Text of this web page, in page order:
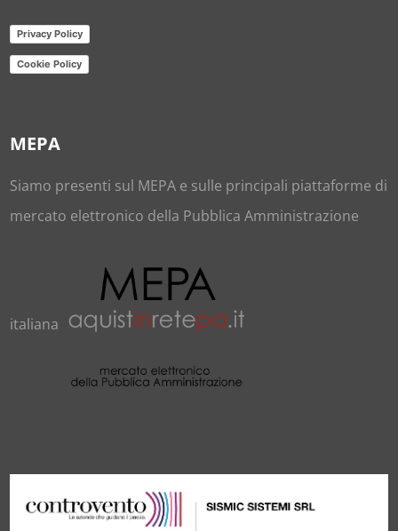
Privacy Policy
Cookie Policy
MEPA
Siamo presenti sul MEPA e sulle principali piattaforme di
mercato elettronico della Pubblica Amministrazione
italiana